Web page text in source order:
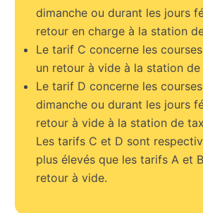
dimanche ou durant les jours
retour en charge à la station
Le tarif C concerne les
un retour à vide à la station
Le tarif D concerne les
dimanche ou durant les jours
retour à vide à la station de
Les tarifs C et D sont
plus élevés que les tarifs A et
retour à vide.